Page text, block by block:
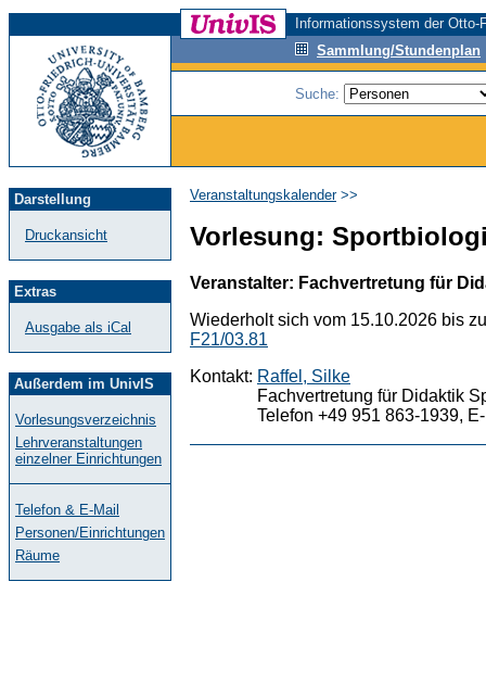
Informationssystem der
Sammlung/Stundenplan
Suche:
Darstellung
Druckansicht
Extras
Ausgabe als iCal
Außerdem im UnivIS
Vorlesungsverzeichnis
Lehrveranstaltungen
einzelner Einrichtungen
Telefon & E-Mail
Personen/Einrichtungen
Räume
Veranstaltungskalender>>
Vorlesung:
Veranstalter: Fachvertretung für
Wiederholt sich vom 15.10.2026 bis
F21/03.81
Kontakt: Raffel, Silke
Fachvertretung für Didaktik
Telefon +49 951 863-1939,